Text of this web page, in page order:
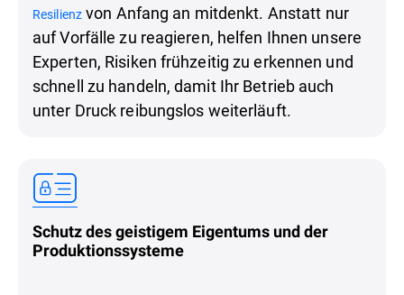
Resilienzvon Anfang an mitdenkt. Anstatt nur
auf Vorfälle zu reagieren, helfen Ihnen unsere
Experten, Risiken frühzeitig zu erkennen und
schnell zu handeln, damit Ihr Betrieb auch
unter Druck reibungslos weiterläuft.
Schutz des geistigem Eigentums und der
Produktionssysteme